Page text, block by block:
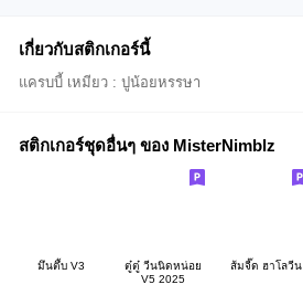
เกี่ยวกับสติกเกอร์นี้
แครบบี้ เหมียว : ปูน้อยหรรษา
สติกเกอร์ชุดอื่นๆ ของ MisterNimblz
มึนตึ้บ V3
ตู๋ตู๋ วีนนิดหน่อย
V5 2025
ส้มจี๊ด ฮาโลวีน